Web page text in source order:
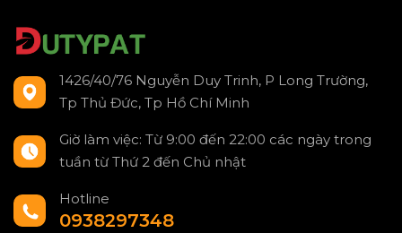
1426/40/76 Nguyễn Duy Trinh, P Long Trường,
Tp Thủ Đức, Tp Hồ Chí Minh
Giờ làm việc: Từ 9:00 đến 22:00 các ngày trong
tuần từ Thứ 2 đến Chủ nhật
Hotline
0938297348